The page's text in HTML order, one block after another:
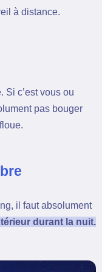
à distance.
Si c’est vous ou
pas bouger
il faut absolument
durant la nuit.